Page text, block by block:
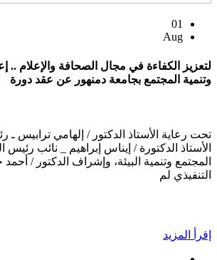
01
Aug
لتعزيز الكفاءة في مجال الصحافة والإعلام ..
وتنمية المجتمع بجامعة دمنهور عن عقد دورة
الأستاذ الدكتورة / إيناس إبراهيم _ نائب
المجتمع وتنمية البيئة، وإشراف الدكتور / أحمد
التنفيذي لم
إقرأ المزيد